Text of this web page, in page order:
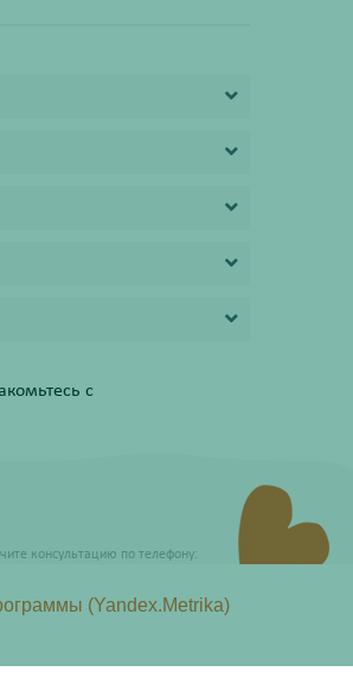
с
консультацию по телефону:
(Yandex.Metrika)